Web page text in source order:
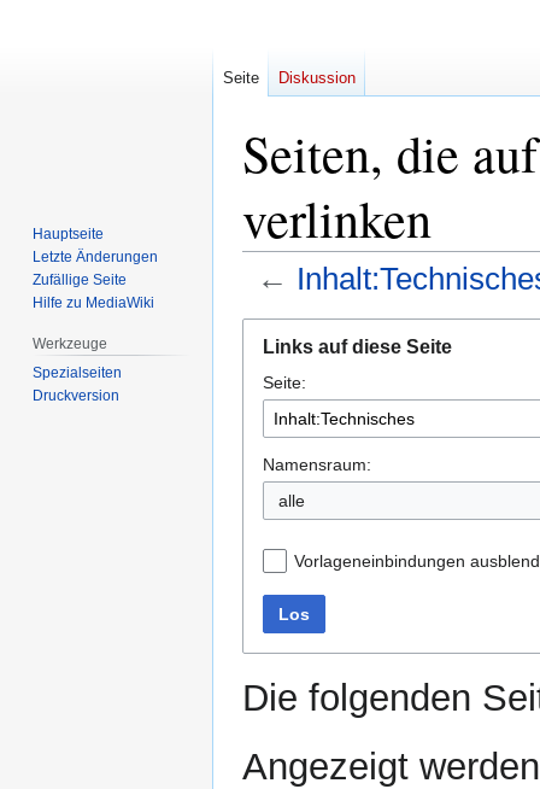
Seiten, die
verlinken
←
Navigation
springen
Suche
springen
Links auf diese Seite
Seite:
Namensraum:
Vorlageneinbindungen
Los
Die folgenden
Angezeigt
Seite Diskussion
Hauptseite
Letzte Änderungen
Zufällige Seite
Hilfe zu MediaWiki
Werkzeuge
Spezialseiten
Druckversion